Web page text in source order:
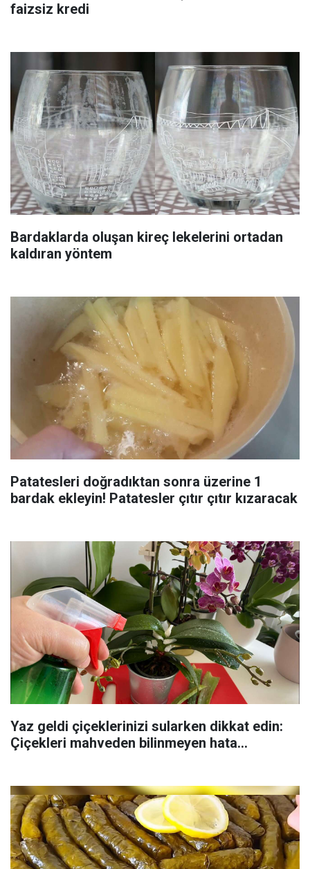
faizsiz kredi
Bardaklarda oluşan kireç lekelerini ortadan
kaldıran yöntem
Patatesleri doğradıktan sonra üzerine 1
bardak ekleyin! Patatesler çıtır çıtır kızaracak
Yaz geldi çiçeklerinizi sularken dikkat edin:
Çiçekleri mahveden bilinmeyen hata...